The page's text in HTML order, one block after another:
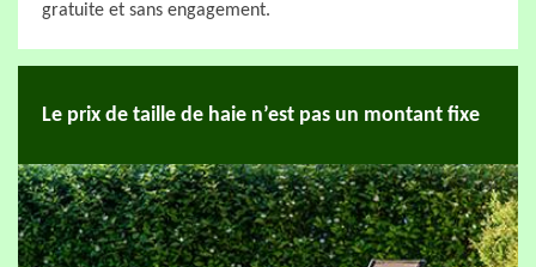
gratuite et sans engagement.
Le prix de taille de haie n’est pas un montant fixe